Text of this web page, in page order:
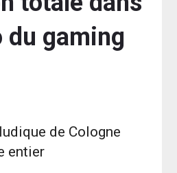
du gaming
de Cologne
entier